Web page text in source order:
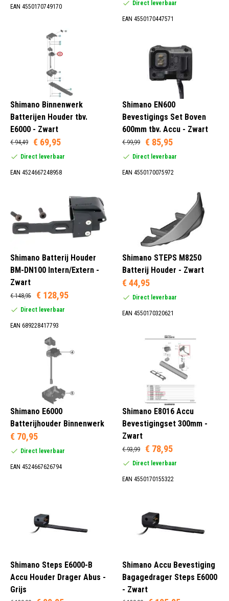
EAN 4550170749170 Direct leverbaar
EAN 4550170447571
Shimano Binnenwerk
Batterijen Houder tbv.
E6000 - Zwart
€ 94,49 € 69,95
Direct leverbaar
EAN 4524667248958
Shimano EN600
Bevestigings Set Boven
600mm tbv. Accu - Zwart
€ 99,99 € 85,95
Direct leverbaar
EAN 4550170075972
Shimano Batterij Houder
BM-DN100 Intern/Extern -
Zwart
€ 148,95 € 128,95
Direct leverbaar
EAN 689228417793
Shimano STEPS M8250
Batterij Houder - Zwart
€ 44,95
Direct leverbaar
EAN 4550170320621
Shimano E6000
Batterijhouder Binnenwerk
€ 70,95
Direct leverbaar
EAN 4524667626794
Shimano E8016 Accu
Bevestigingset 300mm -
Zwart
€ 93,99 € 78,95
Direct leverbaar
EAN 4550170155322
Shimano Steps E6000-B
Accu Houder Drager Abus -
Grijs
Shimano Accu Bevestiging
Bagagedrager Steps E6000
- Zwart